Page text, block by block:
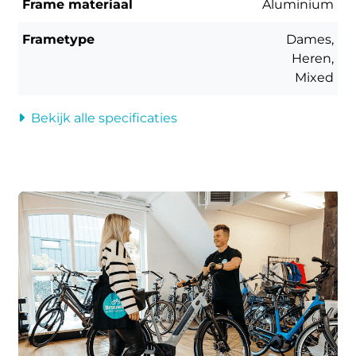
Frame materiaal Aluminium
Frametype
Dames,
Heren,
Mixed
Bekijk alle specificaties